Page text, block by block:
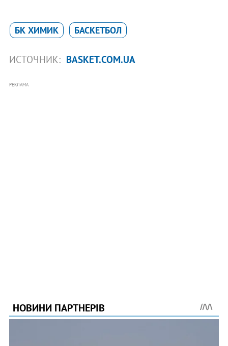
БК ХИМИК БАСКЕТБОЛ
ИСТОЧНИК: BASKET.COM.UA
РЕКЛАМА